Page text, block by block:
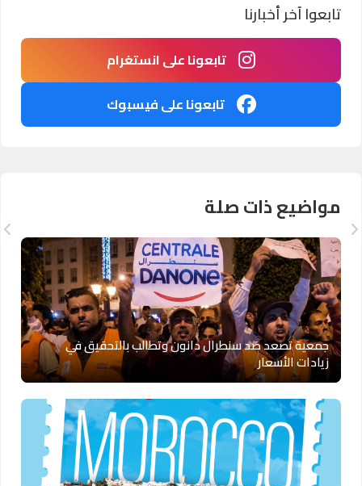
تابعوا آخر أخبارنا
تابعونا على انستغرام
تابعونا على فيسبوك
مواضيع ذات صلة
جمعية تصعد ضد سنطرال دانون وتطالب بالتحقيق في
زيادات الأسعار